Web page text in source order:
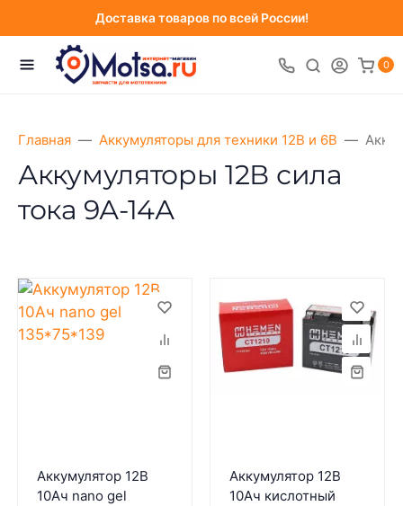
Доставка товаров по всей России!
0
Главная Аккумуляторы для техники 12В и 6В
Аккумуляторы 12В сила
тока 9А-14А
Аккумулятор 12В
10Ач nano gel
Аккумулятор 12В
10Ач кислотный